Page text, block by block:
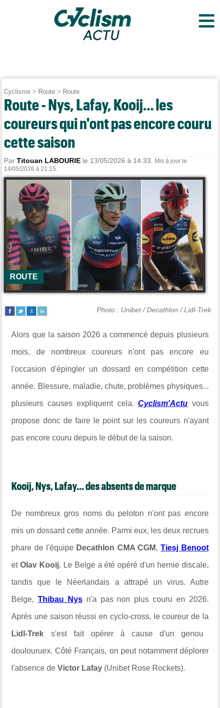
≡
Cyclisme > Route > Route
Route - Nys, Lafay, Kooij… les
coureurs qui n'ont pas encore couru
cette saison
ParTitouan LABOURIE le 13/05/2026 à 14:33.
Mis à jour le
14/05/2026 à 21:15.
ROUTE
Photo : Unibet / Decathlon / Lidl-Trek
Alors que la saison 2026 a commencé depuis plusieurs
mois, de nombreux coureurs n'ont pas encore eu
l'occasion d'épingler un dossard en compétition cette
année. Blessure, maladie, chute, problèmes physiques...
plusieurs causes expliquent cela.Cyclism'Actu vous
propose donc de faire le point sur les coureurs n'ayant
pas encore couru depuis le début de la saison.
Kooij, Nys, Lafay... des absents de marque
De nombreux gros noms du peloton n'ont pas encore
mis un dossard cette année. Parmi eux, les deux recrues
phare de l'équipeDecathlon CMA CGM, Tiesj Benoot
etOlav Kooij. Le Belge a été opéré d'un hernie discale,
tandis que le Néerlandais a attrapé un virus. Autre
Belge,Thibau Nys n'a pas non plus couru en 2026.
Après une saison réussi en cyclo-cross, le coureur de la
Lidl-Trek s'est fait opérer à cause d'un genou
doulouruex. Côté Français, on peut notamment déplorer
l'absence deVictor Lafay (Unibet Rose Rockets).